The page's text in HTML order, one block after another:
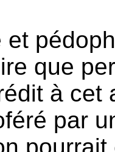
et
que
à cet
par